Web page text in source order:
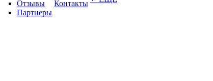
Отзывы
Партнеры
Контакты